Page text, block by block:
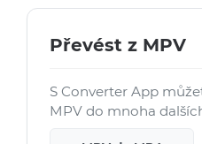
Převést z MPV
S Converter App
MPV do mnoha